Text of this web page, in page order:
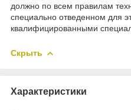
должно по всем правилам
специально отведенном для
квалифицированными
Скрыть
Характеристики